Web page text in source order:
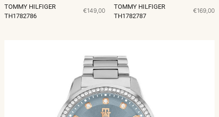
TOMMY HILFIGER
TH1782786
€149,00
TOMMY HILFIGER
TH1782787
€169,00